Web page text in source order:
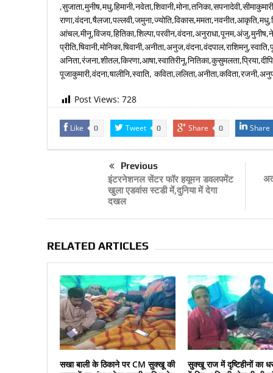
पूजाकुमारी,वंदना,षालीनि,स्वाति,
Post Views: 728
Like 0 Tweet 0 Share 0 Share
Previous
इंटरनेशनल सेंटर फॉर हयूमन डवलपमेंट
खुला एडवांस स्‍टडी में,दुनिया में देगा
दखल
RELATED ARTICLES
सखा बाली के ठिकाने पर CM सुक्‍खू की
सुक्‍खू राज में दृष्टिहीनों का